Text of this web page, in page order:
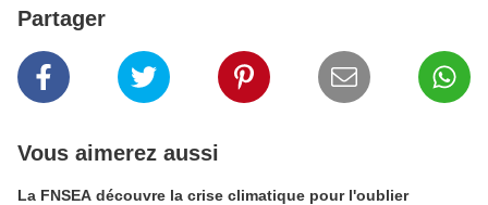
Partager
Vous aimerez aussi
La FNSEA découvre la crise climatique pour l'oublier